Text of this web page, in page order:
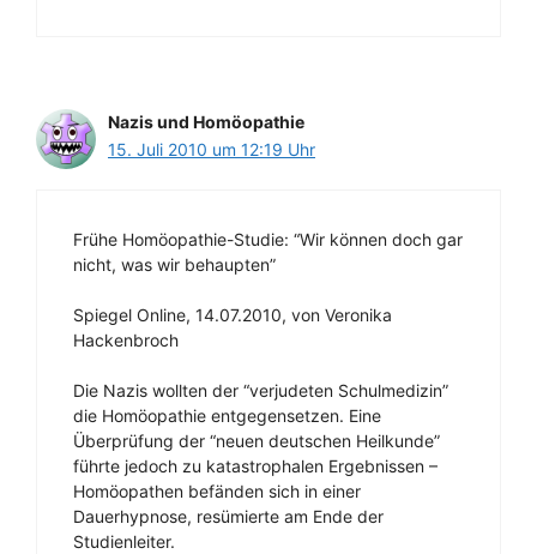
Nazis und Homöopathie
15. Juli 2010 um 12:19 Uhr
Frühe Homöopathie-Studie: “Wir können doch gar
nicht, was wir behaupten”
Spiegel Online, 14.07.2010, von Veronika
Hackenbroch
Die Nazis wollten der “verjudeten Schulmedizin”
die Homöopathie entgegensetzen. Eine
Überprüfung der “neuen deutschen Heilkunde”
führte jedoch zu katastrophalen Ergebnissen –
Homöopathen befänden sich in einer
Dauerhypnose, resümierte am Ende der
Studienleiter.